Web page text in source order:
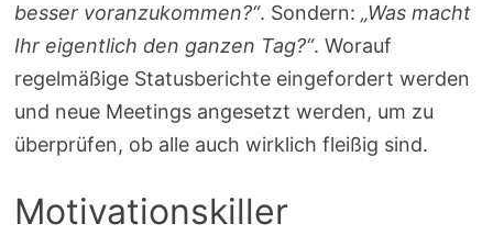
besser voranzukommen?“. Sondern:„Was macht
Ihr eigentlich den ganzen Tag?“. Worauf
regelmäßige Statusberichte eingefordert werden
und neue Meetings angesetzt werden, um zu
überprüfen, ob alle auch wirklich fleißig sind.
Motivationskiller